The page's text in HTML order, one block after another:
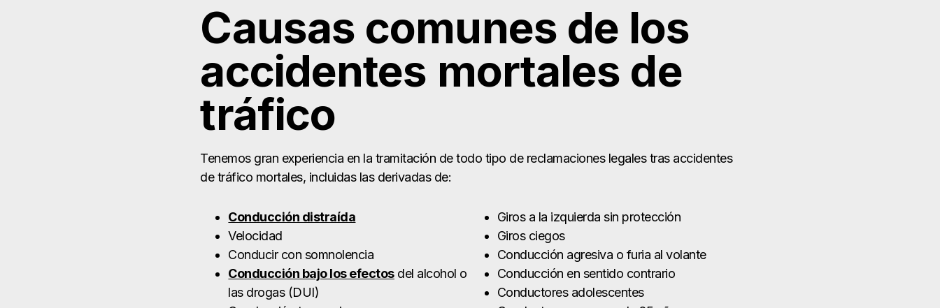
Causas comunes de los
accidentes mortales de
tráfico
Tenemos gran experiencia en la tramitación de todo tipo de reclamaciones legales tras accidentes
de tráfico mortales, incluidas las derivadas de:
Conducción distraída
Velocidad
Conducir con somnolencia
Conducción bajo los efectosdel alcohol o
las drogas (DUI)
Giros a la izquierda sin protección
Giros ciegos
Conducción agresiva o furia al volante
Conducción en sentido contrario
Conductores adolescentes